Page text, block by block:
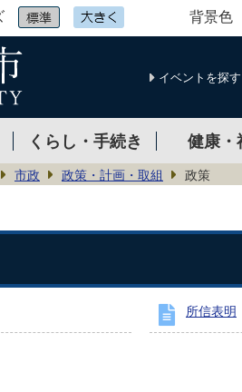
背景色
イベントを探す
くらし・手続き 健康・
市政 政策・計画・取組 政策
所信表明